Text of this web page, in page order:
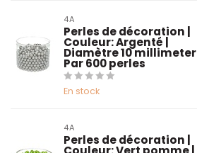
4A
Perles de décoration |
Couleur: Argenté |
Diamètre 10 millimeter |
Par 600 perles
En stock
4A
Perles de décoration |